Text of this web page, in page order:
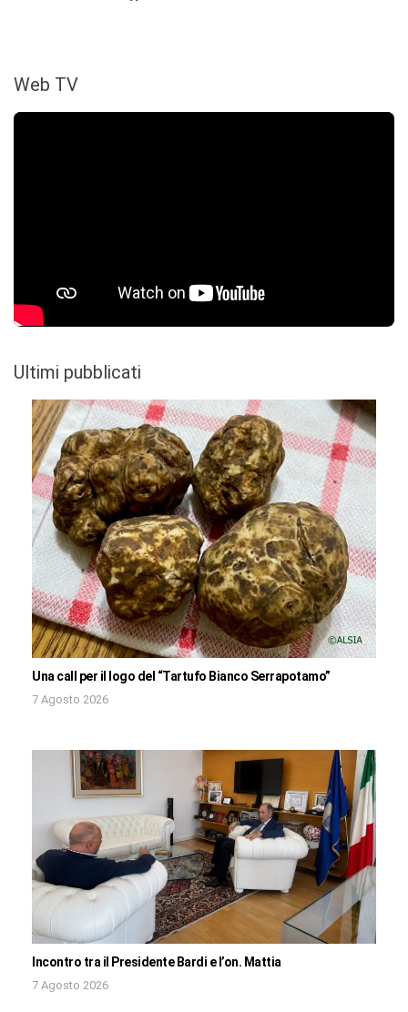
Web TV
Ultimi pubblicati
Una call per il logo del “Tartufo Bianco Serrapotamo”
7 Agosto 2026
Incontro tra il Presidente Bardi e l’on. Mattia
7 Agosto 2026